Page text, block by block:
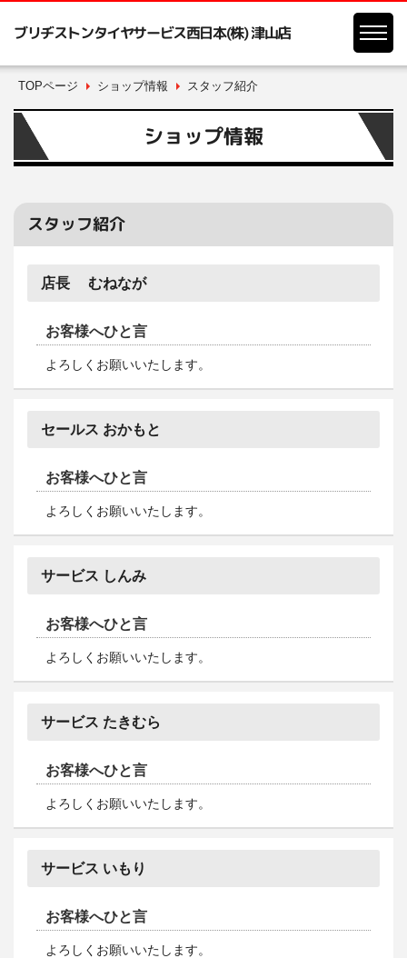
ブリヂストンタイヤサービス西日本(株) 津山店
TOPページ ショップ情報 スタッフ紹介
ショップ情報
スタッフ紹介
店長 むねなが
お客様へひと言
よろしくお願いいたします。
セールス おかもと
お客様へひと言
よろしくお願いいたします。
サービス しんみ
お客様へひと言
よろしくお願いいたします。
サービス たきむら
お客様へひと言
よろしくお願いいたします。
サービス いもり
お客様へひと言
よろしくお願いいたします。